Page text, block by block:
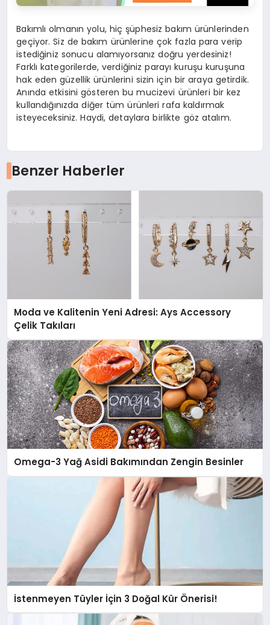
Bakımlı olmanın yolu, hiç şüphesiz bakım ürünlerinden
geçiyor. Siz de bakım ürünlerine çok fazla para verip
istediğiniz sonucu alamıyorsanız doğru yerdesiniz!
Farklı kategorilerde, verdiğiniz parayı kuruşu kuruşuna
hak eden güzellik ürünlerini sizin için bir araya getirdik.
Anında etkisini gösteren bu mucizevi ürünleri bir kez
kullandığınızda diğer tüm ürünleri rafa kaldırmak
isteyeceksiniz. Haydi, detaylara birlikte göz atalım.
Benzer Haberler
Moda ve Kalitenin Yeni Adresi: Ays Accessory
Çelik Takıları
Omega-3 Yağ Asidi Bakımından Zengin Besinler
İstenmeyen Tüyler İçin 3 Doğal Kür Önerisi!